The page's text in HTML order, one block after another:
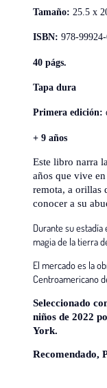
Tamaño: 25.5 x
ISBN: 978-
40 págs.
Tapa dura
Primera edición:
+ 9 años
Este libro narra
años que vive
remota, a orillas
conocer a su
Durante su
magia de la tierra
El mercado es la
Centroamericano
Seleccionado
niños de 2022
York.
Recomendado,